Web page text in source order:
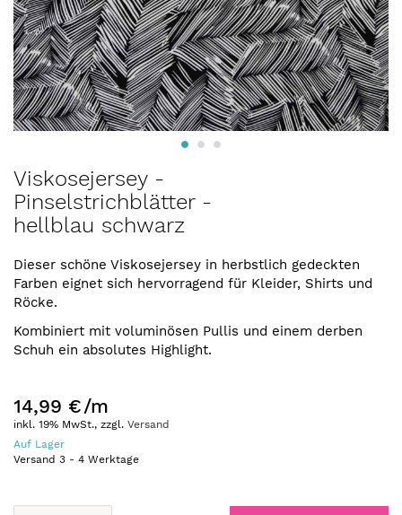
Anfang
der
Bildergalerie
Viskosejersey -
Pinselstrichblätter -
hellblau schwarz
Dieser schöne Viskosejersey in herbstlich gedeckten
Farben eignet sich hervorragend für Kleider, Shirts und
Röcke.
Kombiniert mit voluminösen Pullis und einem derben
Schuh ein absolutes Highlight.
14,99 €/m
inkl. 19% MwSt., zzgl. Versand
Auf Lager
Versand 3 - 4 Werktage